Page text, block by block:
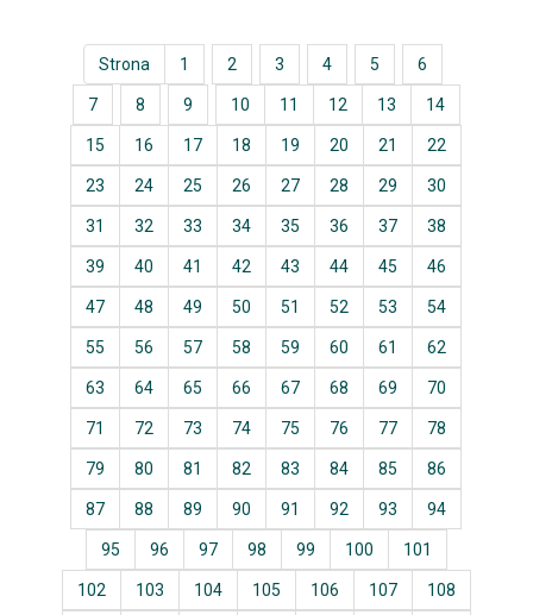
Strona 1 2 3 4 5 6
7 8 9 10 11 12 13 14
15 16 17 18 19 20 21 22
23 24 25 26 27 28 29 30
31 32 33 34 35 36 37 38
39 40 41 42 43 44 45 46
47 48 49 50 51 52 53 54
55 56 57 58 59 60 61 62
63 64 65 66 67 68 69 70
71 72 73 74 75 76 77 78
79 80 81 82 83 84 85 86
87 88 89 90 91 92 93 94
95 96 97 98 99 100 101
102 103 104 105 106 107 108